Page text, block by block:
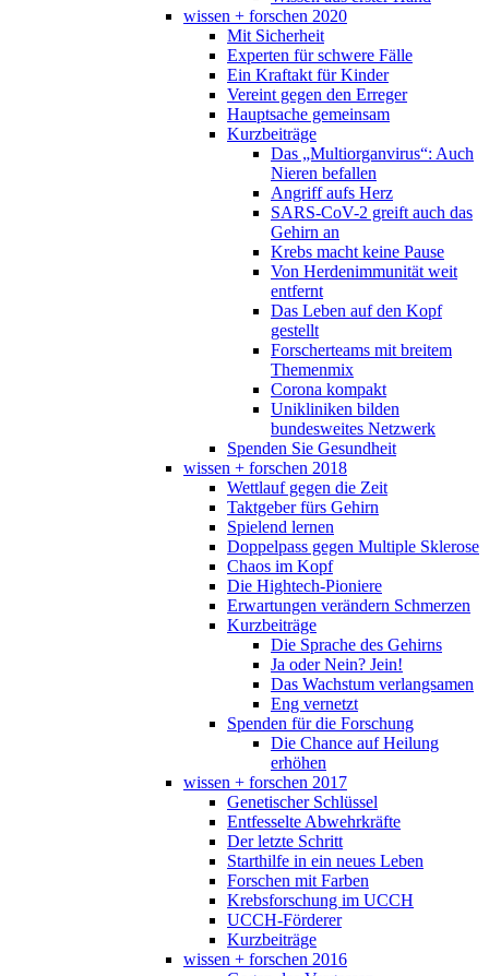
wissen + forschen 2020
Mit Sicherheit
Experten für schwere Fälle
Ein Kraftakt für Kinder
Vereint gegen den Erreger
Hauptsache gemeinsam
Kurzbeiträge
Das „Multiorganvirus“: Auch
Nieren befallen
Angriff aufs Herz
SARS-CoV-2 greift auch das
Gehirn an
Krebs macht keine Pause
Von Herdenimmunität weit
entfernt
Das Leben auf den Kopf
gestellt
Forscherteams mit breitem
Themenmix
Corona kompakt
Unikliniken bilden
bundesweites Netzwerk
Spenden Sie Gesundheit
wissen + forschen 2018
Wettlauf gegen die Zeit
Taktgeber fürs Gehirn
Spielend lernen
Doppelpass gegen Multiple Sklerose
Chaos im Kopf
Die Hightech-Pioniere
Erwartungen verändern Schmerzen
Kurzbeiträge
Die Sprache des Gehirns
Ja oder Nein? Jein!
Das Wachstum verlangsamen
Eng vernetzt
Spenden für die Forschung
Die Chance auf Heilung
erhöhen
wissen + forschen 2017
Genetischer Schlüssel
Entfesselte Abwehrkräfte
Der letzte Schritt
Starthilfe in ein neues Leben
Forschen mit Farben
Krebsforschung im UCCH
UCCH-Förderer
Kurzbeiträge
wissen + forschen 2016